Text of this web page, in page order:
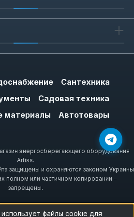
— протікає. У родичів
5 из 5 звезд
інструкції, що Termex
вирішив
Сантехника
Садовая техника
материалы
Автотовары
энергосберегающего оборудования
Artiss.
защищены и охраняются законом Украины
полном или частичном копировании –
запрещены.
файлы cookie для